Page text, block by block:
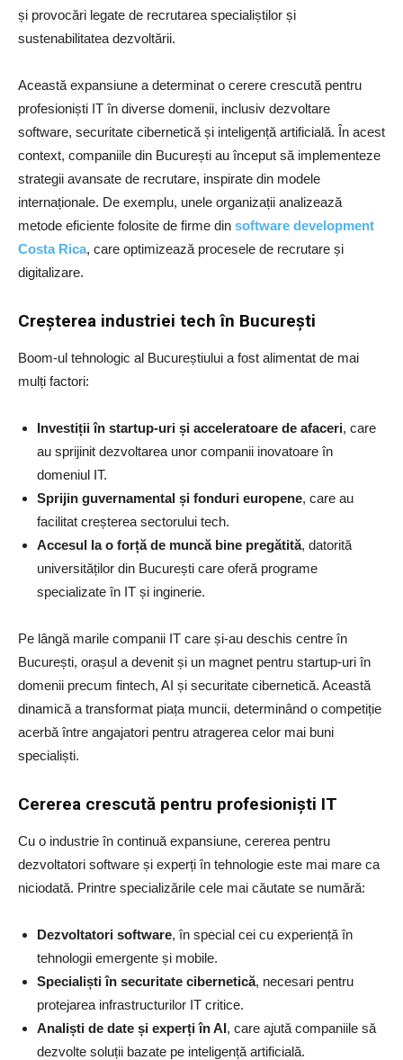
și provocări legate de recrutarea specialiștilor și
sustenabilitatea dezvoltării.
Această expansiune a determinat o cerere crescută pentru
profesioniști IT în diverse domenii, inclusiv dezvoltare
software, securitate cibernetică și inteligență artificială. În acest
context, companiile din București au început să implementeze
strategii avansate de recrutare, inspirate din modele
internaționale. De exemplu, unele organizații analizează
metode eficiente folosite de firme din software development
Costa Rica, care optimizează procesele de recrutare și
digitalizare.
Creșterea industriei tech în București
Boom-ul tehnologic al Bucureștiului a fost alimentat de mai
mulți factori:
Investiții în startup-uri și acceleratoare de afaceri, care
au sprijinit dezvoltarea unor companii inovatoare în
domeniul IT.
Sprijin guvernamental și fonduri europene, care au
facilitat creșterea sectorului tech.
Accesul la o forță de muncă bine pregătită, datorită
universităților din București care oferă programe
specializate în IT și inginerie.
Pe lângă marile companii IT care și-au deschis centre în
București, orașul a devenit și un magnet pentru startup-uri în
domenii precum fintech, AI și securitate cibernetică. Această
dinamică a transformat piața muncii, determinând o competiție
acerbă între angajatori pentru atragerea celor mai buni
specialiști.
Cererea crescută pentru profesioniști IT
Cu o industrie în continuă expansiune, cererea pentru
dezvoltatori software și experți în tehnologie este mai mare ca
niciodată. Printre specializările cele mai căutate se numără:
Dezvoltatori software, în special cei cu experiență în
tehnologii emergente și mobile.
Specialiști în securitate cibernetică, necesari pentru
protejarea infrastructurilor IT critice.
Analiști de date și experți în AI, care ajută companiile să
dezvolte soluții bazate pe inteligență artificială.